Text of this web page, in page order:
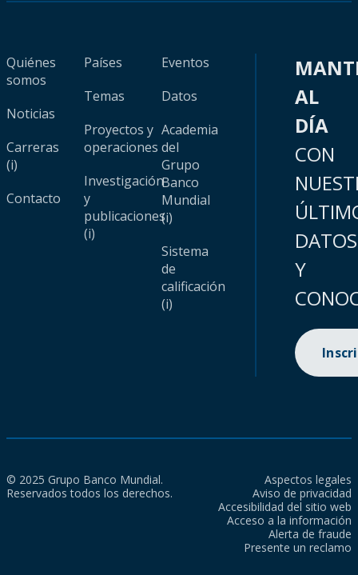
Quiénes
somos
Noticias
Carreras
(i)
Contacto
Países
Temas
Proyectos y
operaciones
Investigación
y
publicaciones
(i)
Eventos
Datos
Academia
del
Grupo
Banco
Mundial
(i)
Sistema
de
calificación
(i)
AL
DÍA
CON
DATOS
Y
© 2025 Grupo Banco Mundial.
Reservados todos los derechos.
Aspectos legales
Aviso de privacidad
Accesibilidad del sitio web
Acceso a la información
Alerta de fraude
Presente un reclamo